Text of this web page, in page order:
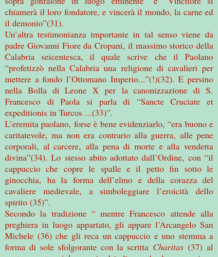
chiamerà il loro fondatore, e vincerà il mondo, la carne ed
il demonio”(31).
Un’altra testimonianza importante in tal senso viene da
padre Giovanni Fiore da Cropani, il massimo storico della
Calabria seicentesca, il quale scrive che il Paolano
“profetizzò nella Calabria una religione di cavalieri per
mettere a fondo l’Ottomano Imperio...”(!)(32). E persino
nella Bolla di Leone X per la canonizzazione di S.
Francesco di Paola si parla di “Sancte Cruciate et
expeditionis in Turcos ...(33)”.
L’eremita paolano, forse è bene evidenziarlo, “era buono e
caritatevole, ma non era contrario alla guerra, alle pene
corporali, al carcere, alla pena di morte e alla vendetta
divina”(34). Lo stesso abito adottato dall’Ordine, con “il
cappuccio che copre le spalle e il petto fin sotto le
ginocchia, ha la forma dell’elmo e della corazza del
cavaliere medievale, a simboleggiare l’eroicità dello
spirito (35)”.
Secondo la tradizione “ mentre Francesco attende alla
preghiera in luogo appartato, gli appare l’Arcangelo San
Michele (36) che gli reca un cappuccio e uno stemma a
forma di sole sfolgorante con la scritta Charitas (37) al